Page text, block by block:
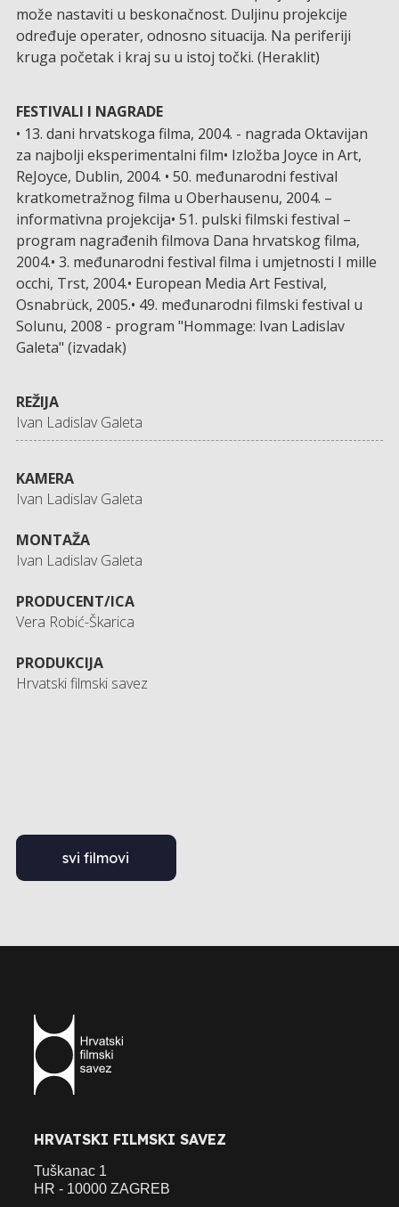
može nastaviti u beskonačnost. Duljinu projekcije
određuje operater, odnosno situacija. Na periferiji
kruga početak i kraj su u istoj točki. (Heraklit)
FESTIVALI I NAGRADE
• 13. dani hrvatskoga filma, 2004. - nagrada Oktavijan
za najbolji eksperimentalni film• Izložba Joyce in Art,
ReJoyce, Dublin, 2004. • 50. međunarodni festival
kratkometražnog filma u Oberhausenu, 2004. –
informativna projekcija• 51. pulski filmski festival –
program nagrađenih filmova Dana hrvatskog filma,
2004.• 3. međunarodni festival filma i umjetnosti I mille
occhi, Trst, 2004.• European Media Art Festival,
Osnabrück, 2005.• 49. međunarodni filmski festival u
Solunu, 2008 - program "Hommage: Ivan Ladislav
Galeta" (izvadak)
REŽIJA
Ivan Ladislav Galeta
KAMERA
Ivan Ladislav Galeta
MONTAŽA
Ivan Ladislav Galeta
PRODUCENT/ICA
Vera Robić-Škarica
PRODUKCIJA
Hrvatski filmski savez
svi filmovi
HRVATSKI FILMSKI SAVEZ
Tuškanac 1
HR - 10000 ZAGREB